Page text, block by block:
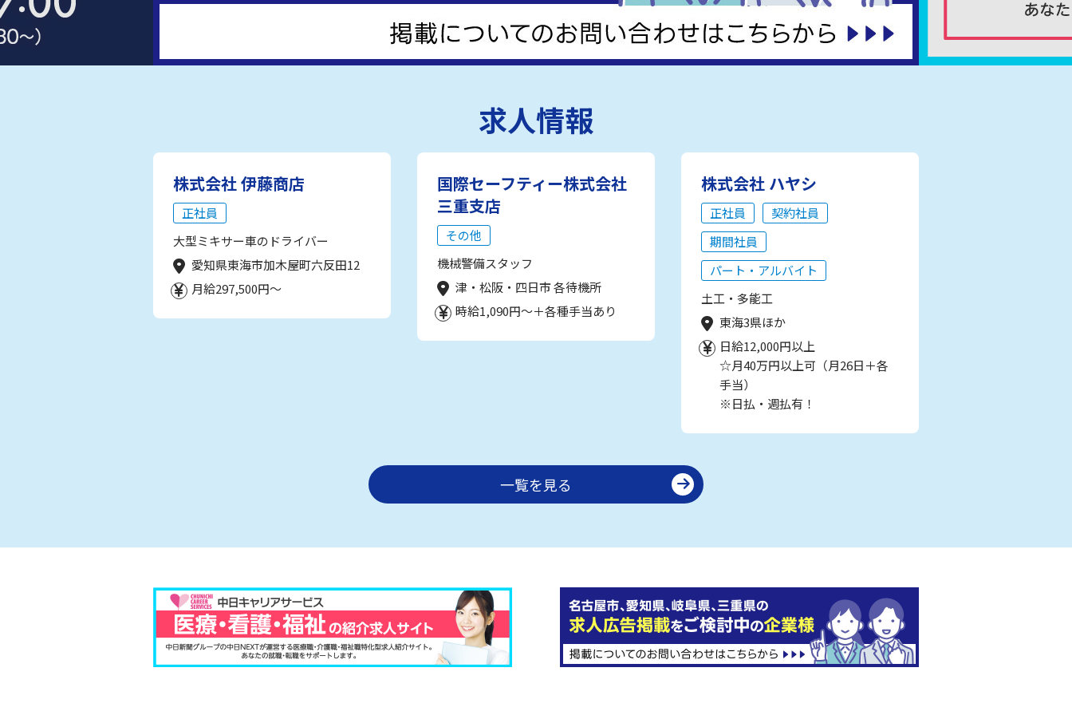
求人情報
株式会社 伊藤商店
正社員
大型ミキサー車のドライバー
愛知県東海市加木屋町六反田12
月給297,500円～
国際セーフティー株式会社
三重支店
その他
機械警備スタッフ
津・松阪・四日市 各待機所
時給1,090円～＋各種手当あり
株式会社 ハヤシ
正社員
契約社員
期間社員
パート・アルバイト
土工・多能工
東海3県ほか
日給12,000円以上
☆月40万円以上可（月26日＋各
手当）
※日払・週払有！
一覧を見る